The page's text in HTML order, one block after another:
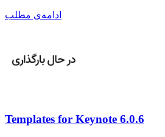
ادامه‌ی مطلب
Templates for Keynote 6.0.6